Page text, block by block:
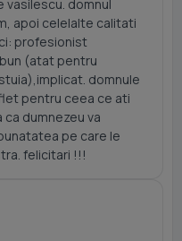
domnul
apoi celelalte calitati
profesionist
(atat pentru
domnule
pentru ceea ce ati
dumnezeu va
pe care le
felicitari !!!